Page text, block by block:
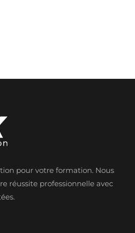
pour votre formation. Nous
réussite professionnelle avec